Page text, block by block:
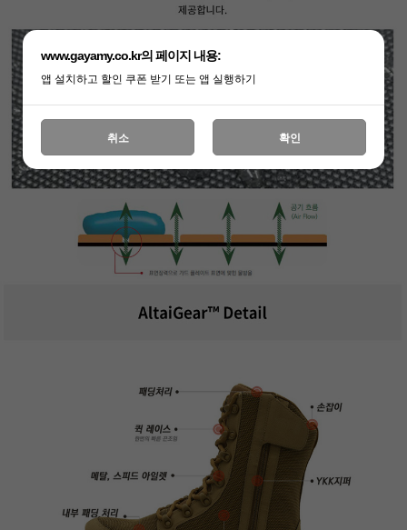
www.gayamy.co.kr의 페이지 내용:
앱 설치하고 할인 쿠폰 받기 또는 앱 실행하기
취소 확인